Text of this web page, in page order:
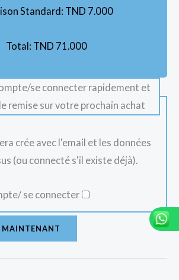
Standard: TND 7.000
Total: TND 71.000
se connecter rapidement et
remise sur votre prochain achat
crée avec l'email et les données
(ou connecté s'il existe déjà).
se connecter
MAINTENANT